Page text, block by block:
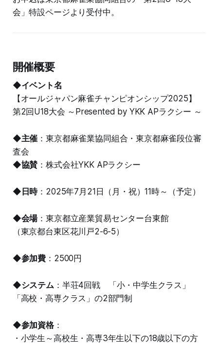
会」特設ページより受付中。
開催概要
◆イベント名
【オールジャパン麻雀チャンピオンシップ2025】
第2回U18大会 ～Presented by YKK APラクシー ～
◆主催 ：東京都麻雀業協同組合・東京都麻雀段位審
査会
◆協賛 ：株式会社YKK APラクシー
◆ 日時：2025年7月21日（月・祝）11時～（予定）
◆会場：東京都立産業貿易センター台東館
（東京都台東区花川戸2-6-5）
◆参加費 ：2500円
◆システム：半荘4回戦 「小・中学生クラス」
「高校・高専クラス」の2部門制
◆参加資格：
・小学生～高校生・高専3年生以下の18歳以下の方